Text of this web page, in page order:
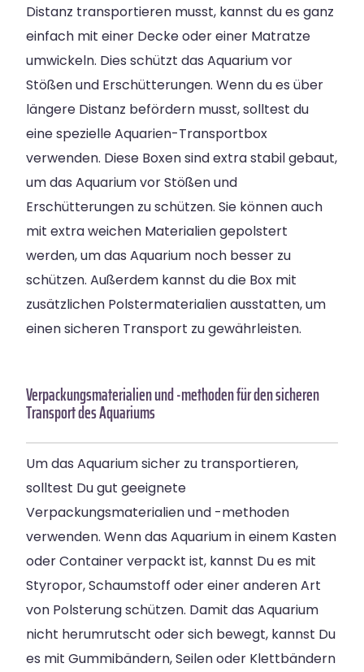
Distanz transportieren musst, kannst du es ganz
einfach mit einer Decke oder einer Matratze
umwickeln. Dies schützt das Aquarium vor
Stößen und Erschütterungen. Wenn du es über
längere Distanz befördern musst, solltest du
eine spezielle Aquarien-Transportbox
verwenden. Diese Boxen sind extra stabil gebaut,
um das Aquarium vor Stößen und
Erschütterungen zu schützen. Sie können auch
mit extra weichen Materialien gepolstert
werden, um das Aquarium noch besser zu
schützen. Außerdem kannst du die Box mit
zusätzlichen Polstermaterialien ausstatten, um
einen sicheren Transport zu gewährleisten.
Verpackungsmaterialien und -methoden für den sicheren
Transport des Aquariums
Um das Aquarium sicher zu transportieren,
solltest Du gut geeignete
Verpackungsmaterialien und -methoden
verwenden. Wenn das Aquarium in einem Kasten
oder Container verpackt ist, kannst Du es mit
Styropor, Schaumstoff oder einer anderen Art
von Polsterung schützen. Damit das Aquarium
nicht herumrutscht oder sich bewegt, kannst Du
es mit Gummibändern, Seilen oder Klettbändern